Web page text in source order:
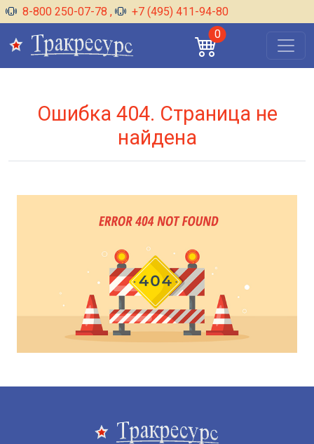
8-800 250-07-78 ,
+7 (495) 411-94-80
0
Ошибка 404. Страница не
найдена